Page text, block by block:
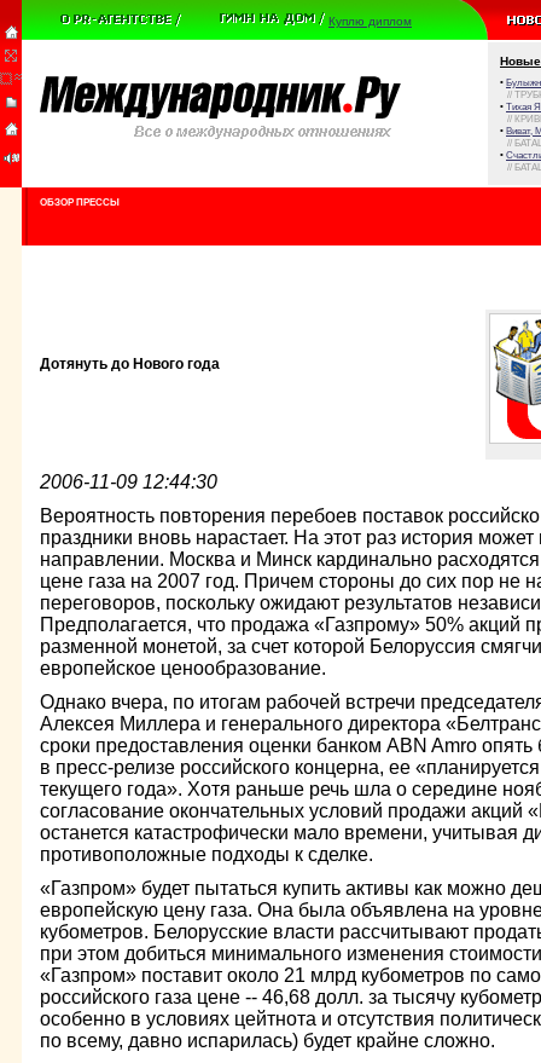
Куплю диплом
Новые
•
//
• Тихая
//
• Виват,
//
•
//
ОБЗОР ПРЕССЫ
Дотянуть до Нового года
2006-11-09 12:44:30
Вероятность повторения перебоев поставок
праздники вновь нарастает. На этот раз история
направлении. Москва и Минск кардинально
цене газа на 2007 год. Причем стороны до сих пор не
переговоров, поскольку ожидают результатов
Предполагается, что продажа «Газпрому» 50% акций
разменной монетой, за счет которой Белоруссия
европейское ценообразование.
Однако вчера, по итогам рабочей встречи
Алексея Миллера и генерального директора
сроки предоставления оценки банком ABN Amro
в пресс-релизе российского концерна, ее
текущего года». Хотя раньше речь шла о середине
согласование окончательных условий продажи акций
останется катастрофически мало времени, учитывая
противоположные подходы к сделке.
«Газпром» будет пытаться купить активы как можно
европейскую цену газа. Она была объявлена на
кубометров. Белорусские власти рассчитывают
при этом добиться минимального изменения
«Газпром» поставит около 21 млрд кубометров по
российского газа цене -- 46,68 долл. за тысячу
особенно в условиях цейтнота и отсутствия
по всему, давно испарилась) будет крайне сложно.